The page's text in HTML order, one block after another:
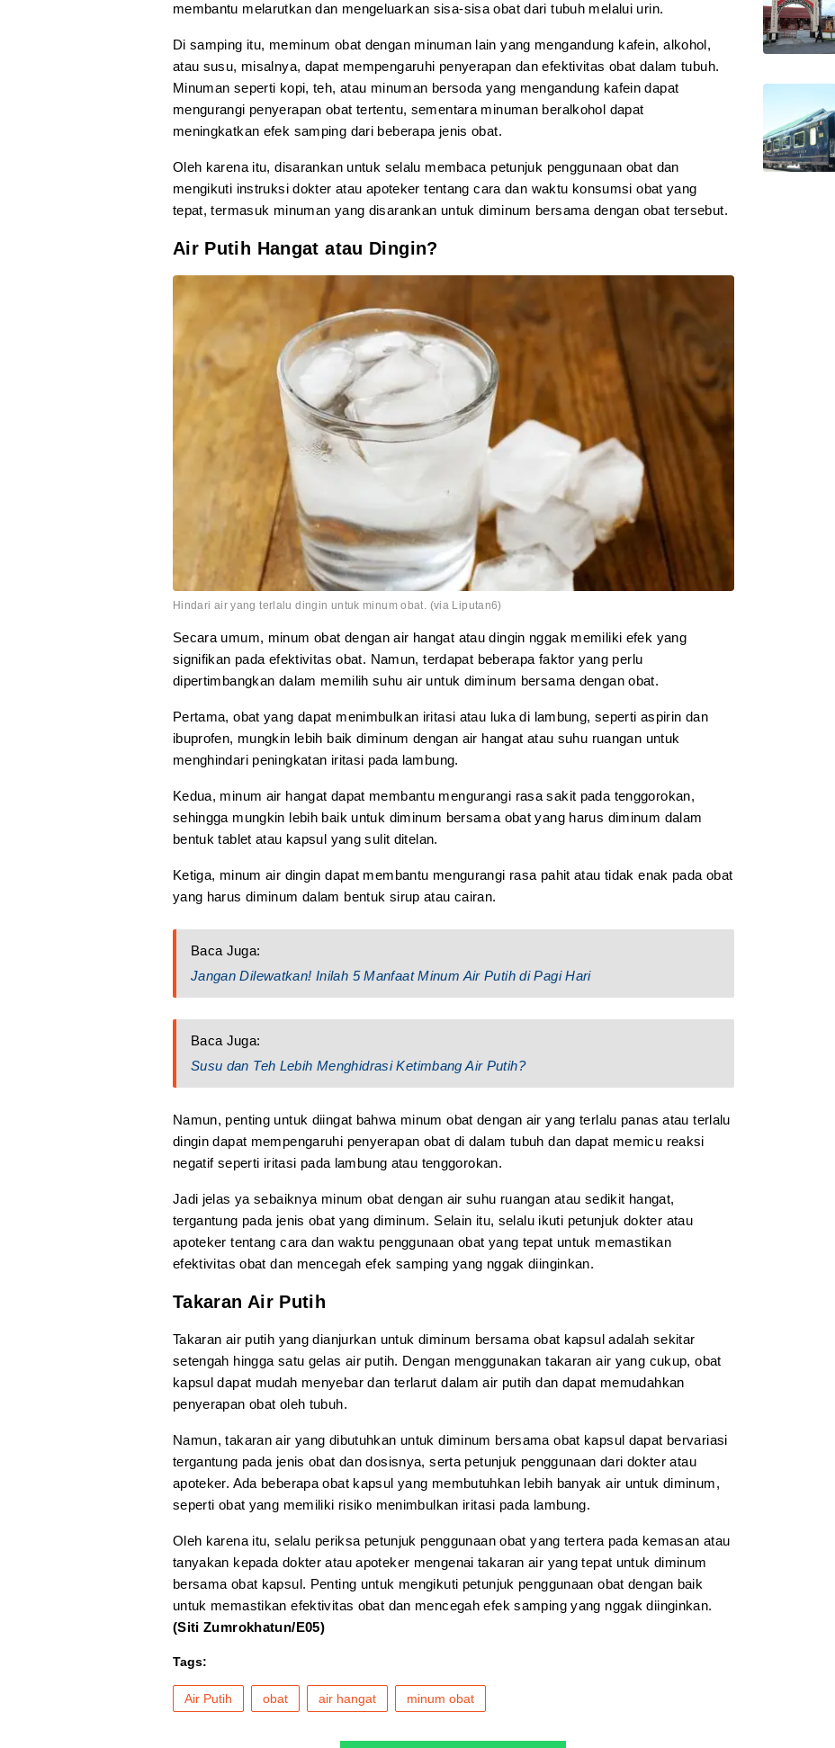
membantu melarutkan dan mengeluarkan sisa-sisa obat dari tubuh melalui urin.
Di samping itu, meminum obat dengan minuman lain yang mengandung kafein, alkohol,
atau susu, misalnya, dapat mempengaruhi penyerapan dan efektivitas obat dalam tubuh.
Minuman seperti kopi, teh, atau minuman bersoda yang mengandung kafein dapat
mengurangi penyerapan obat tertentu, sementara minuman beralkohol dapat
meningkatkan efek samping dari beberapa jenis obat.
Oleh karena itu, disarankan untuk selalu membaca petunjuk penggunaan obat dan
mengikuti instruksi dokter atau apoteker tentang cara dan waktu konsumsi obat yang
tepat, termasuk minuman yang disarankan untuk diminum bersama dengan obat tersebut.
Air Putih Hangat atau Dingin?
Hindari air yang terlalu dingin untuk minum obat. (via Liputan6)
Secara umum, minum obat dengan air hangat atau dingin nggak memiliki efek yang
signifikan pada efektivitas obat. Namun, terdapat beberapa faktor yang perlu
dipertimbangkan dalam memilih suhu air untuk diminum bersama dengan obat.
Pertama, obat yang dapat menimbulkan iritasi atau luka di lambung, seperti aspirin dan
ibuprofen, mungkin lebih baik diminum dengan air hangat atau suhu ruangan untuk
menghindari peningkatan iritasi pada lambung.
Kedua, minum air hangat dapat membantu mengurangi rasa sakit pada tenggorokan,
sehingga mungkin lebih baik untuk diminum bersama obat yang harus diminum dalam
bentuk tablet atau kapsul yang sulit ditelan.
Ketiga, minum air dingin dapat membantu mengurangi rasa pahit atau tidak enak pada obat
yang harus diminum dalam bentuk sirup atau cairan.
Baca Juga:
Jangan Dilewatkan! Inilah 5 Manfaat Minum Air Putih di Pagi Hari
Baca Juga:
Susu dan Teh Lebih Menghidrasi Ketimbang Air Putih?
Namun, penting untuk diingat bahwa minum obat dengan air yang terlalu panas atau terlalu
dingin dapat mempengaruhi penyerapan obat di dalam tubuh dan dapat memicu reaksi
negatif seperti iritasi pada lambung atau tenggorokan.
Jadi jelas ya sebaiknya minum obat dengan air suhu ruangan atau sedikit hangat,
tergantung pada jenis obat yang diminum. Selain itu, selalu ikuti petunjuk dokter atau
apoteker tentang cara dan waktu penggunaan obat yang tepat untuk memastikan
efektivitas obat dan mencegah efek samping yang nggak diinginkan.
Takaran Air Putih
Takaran air putih yang dianjurkan untuk diminum bersama obat kapsul adalah sekitar
setengah hingga satu gelas air putih. Dengan menggunakan takaran air yang cukup, obat
kapsul dapat mudah menyebar dan terlarut dalam air putih dan dapat memudahkan
penyerapan obat oleh tubuh.
Namun, takaran air yang dibutuhkan untuk diminum bersama obat kapsul dapat bervariasi
tergantung pada jenis obat dan dosisnya, serta petunjuk penggunaan dari dokter atau
apoteker. Ada beberapa obat kapsul yang membutuhkan lebih banyak air untuk diminum,
seperti obat yang memiliki risiko menimbulkan iritasi pada lambung.
Oleh karena itu, selalu periksa petunjuk penggunaan obat yang tertera pada kemasan atau
tanyakan kepada dokter atau apoteker mengenai takaran air yang tepat untuk diminum
bersama obat kapsul. Penting untuk mengikuti petunjuk penggunaan obat dengan baik
untuk memastikan efektivitas obat dan mencegah efek samping yang nggak diinginkan.
(Siti Zumrokhatun/E05)
Tags:
Air Putih obat air hangat minum obat